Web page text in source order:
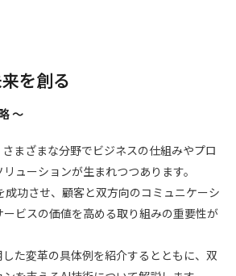
を創る
～
まざまな分野でビジネスの仕組みやプロ
ューションが生まれつつあります。
成功させ、顧客と双方向のコミュニケーシ
ービスの価値を高める取り組みの重要性が
た変革の具体例を紹介するとともに、双